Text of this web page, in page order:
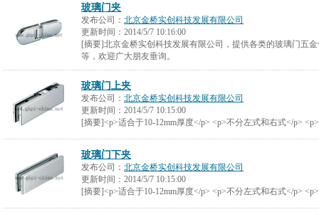
玻璃门夹
发布公司： 北京金桥实创科技发展有限公司
更新时间： 2014/5/7 10:16:00
[摘要]北京金桥实创科技发展有限公司，提供各类的玻璃门五
等，欢迎广大朋友垂询。
玻璃门上夹
发布公司： 北京金桥实创科技发展有限公司
更新时间： 2014/5/7 10:15:00
[摘要]<p>适合于10-12mm厚度</p> <p>不分左式和右式</p>
玻璃门下夹
发布公司： 北京金桥实创科技发展有限公司
更新时间： 2014/5/7 10:15:00
[摘要]<p>适合于10-12mm厚度</p> <p>不分左式和右式</p>